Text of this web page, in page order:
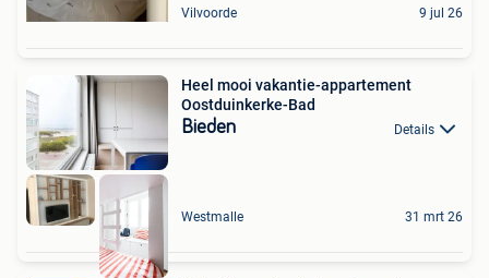
Vilvoorde 9 jul 26
Heel mooi vakantie-appartement
Oostduinkerke-Bad
Bieden Details
Westmalle 31 mrt 26